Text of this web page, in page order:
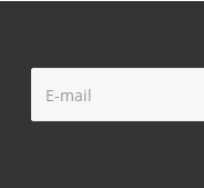
крепёжными деталями
Много